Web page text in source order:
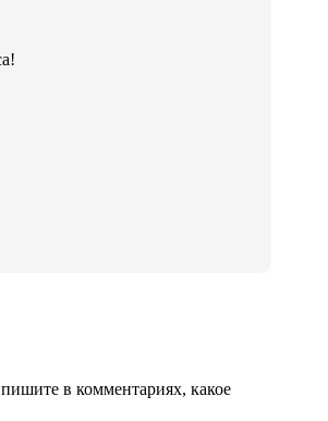
в комментариях, какое